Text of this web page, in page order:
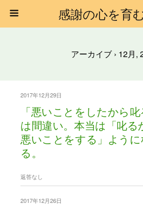
感謝の心を育
アーカイブ › 12月,
2017年12月29日
「悪いことをしたから叱
は間違い。本当は「叱る
悪いことをする」ように
る。
返答なし
2017年12月26日